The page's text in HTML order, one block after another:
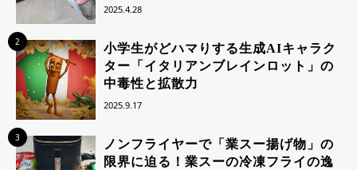
2025.4.28
2
小学生がどハマりする生成AIキャラク
ター「イタリアンブレインロット」の
中毒性と拡散力
2025.9.17
3
ノンフライヤーで「業スー揚げ物」の
限界に迫る！業スーの冷凍フライの逸